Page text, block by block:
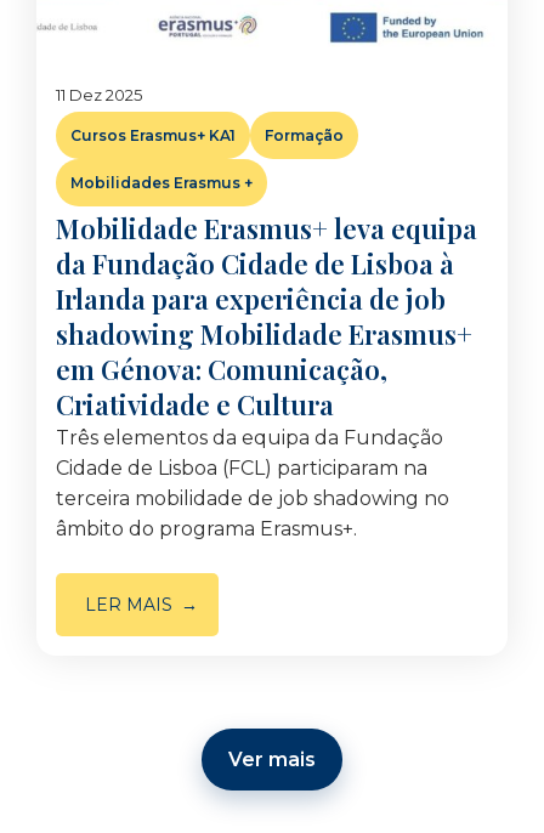
11 Dez 2025
Cursos Erasmus+ KA1 Formação
Mobilidades Erasmus +
Mobilidade Erasmus+ leva equipa
da Fundação Cidade de Lisboa à
Irlanda para experiência de job
shadowing Mobilidade Erasmus+
em Génova: Comunicação,
Criatividade e Cultura
Três elementos da equipa da Fundação
Cidade de Lisboa (FCL) participaram na
terceira mobilidade de job shadowing no
âmbito do programa Erasmus+.
LER MAIS
Ver mais